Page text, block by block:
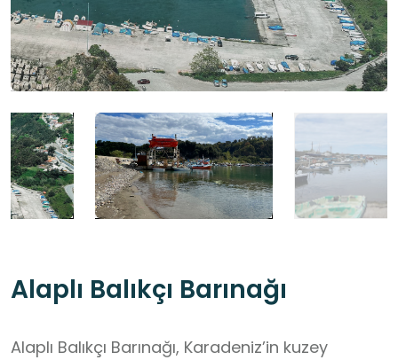
Alaplı Balıkçı Barınağı
Alaplı Balıkçı Barınağı, Karadeniz’in kuzey